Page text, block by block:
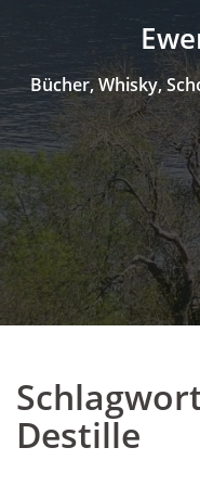
to
Bücher, Whisky,
Destille